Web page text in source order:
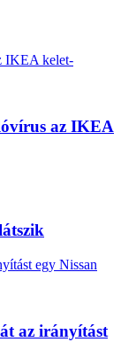
az IKEA
az irányítást